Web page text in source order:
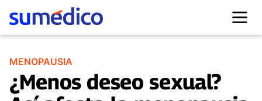
MENOPAUSIA
¿Menos deseo sexual?